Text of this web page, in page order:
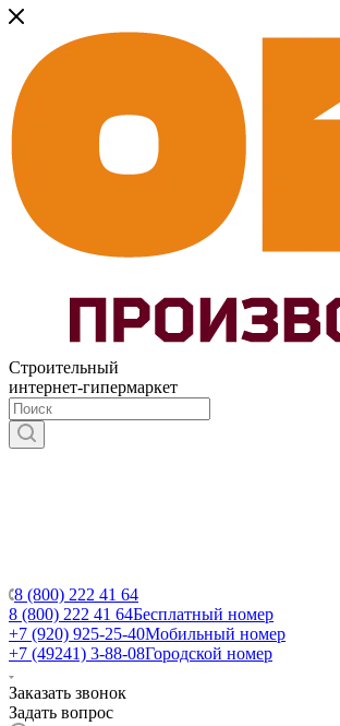
Строительный
интернет-гипермаркет
8 (800) 222 41 64
8 (800) 222 41 64Бесплатный номер
+7 (920) 925-25-40Мобильный номер
+7 (49241) 3-88-08Городской номер
Заказать звонок
Задать вопрос